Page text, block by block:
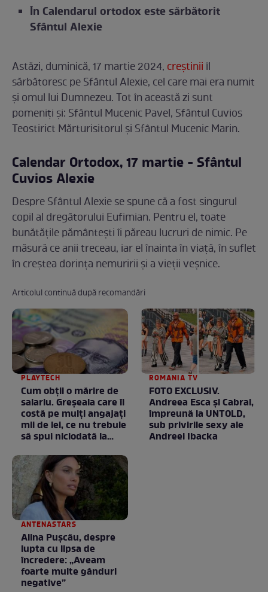
În Calendarul ortodox este sărbătorit
Sfântul Alexie
Astăzi, duminică, 17 martie 2024, creștiniiîl
sărbătoresc pe Sfântul Alexie, cel care mai era numit
și omul lui Dumnezeu. Tot în această zi sunt
pomeniți și: Sfântul Mucenic Pavel, Sfântul Cuvios
Teostirict Mărturisitorul și Sfântul Mucenic Marin.
Calendar Ortodox, 17 martie - Sfântul
Cuvios Alexie
Despre Sfântul Alexie se spune că a fost singurul
copil al dregătorului Eufimian. Pentru el, toate
bunătățile pământești îi păreau lucruri de nimic. Pe
măsură ce anii treceau, iar el înainta în viață, în suflet
în creștea dorința nemuririi și a vieții veșnice.
Articolul continuă după recomandări
PLAYTECH
Cum obții o mărire de
salariu. Greșeala care îi
costă pe mulți angajați
mii de lei, ce nu trebuie
să spui niciodată la
ROMANIA TV
FOTO EXCLUSIV.
Andreea Esca şi Cabral,
împreună la UNTOLD,
sub privirile sexy ale
Andreei Ibacka
ANTENASTARS
Alina Pușcău, despre
lupta cu lipsa de
încredere: „Aveam
foarte multe gânduri
negative”